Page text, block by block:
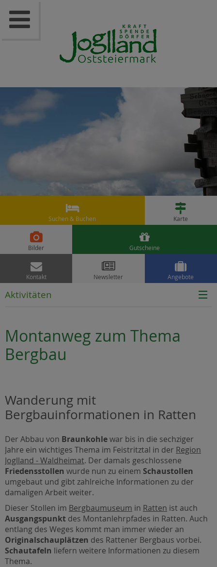

Suchen & Buchen

Karte

Bilder

Gutscheine

Kontakt

Newsletter

Angebote
Aktivitäten
Montanweg zum Thema
Bergbau
Wanderung mit
Bergbauinformationen in Ratten
Der Abbau von Braunkohlewar bis in die sechziger
Jahre ein wichtiges Thema im Feistritztal in der Region
Joglland - Waldheimat. Der damals geschlossene
Friedensstollen wurde nun zu einem Schaustollen
umgebaut und gibt zahlreiche Informationen zu der
damaligen Arbeit weiter.
Dieser Stollen im Bergbaumuseum in Ratten ist auch
Ausgangspunkt des Montanlehrpfades in Ratten. Auch
entlang des Weges kommt man immer wieder an
Originalschauplätzen des Rattener Bergbaus vorbei.
Schautafeln liefern weitere Informationen zu diesem
Thema.
